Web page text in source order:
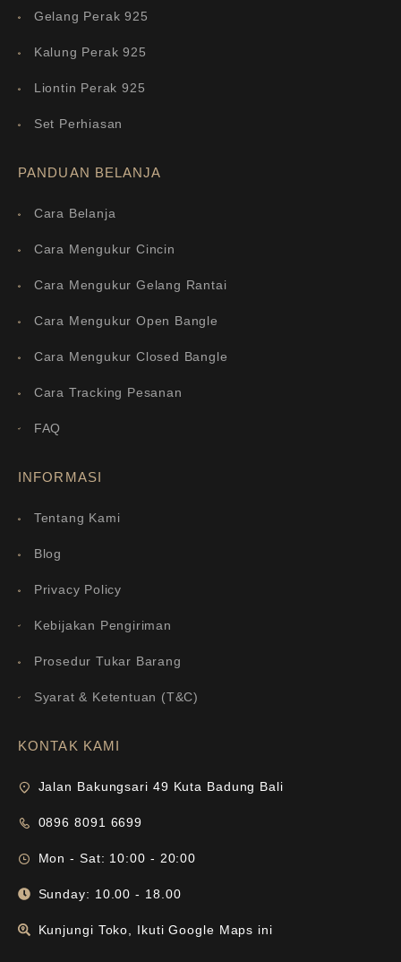
Gelang Perak 925
Kalung Perak 925
Liontin Perak 925
Set Perhiasan
PANDUAN BELANJA
Cara Belanja
Cara Mengukur Cincin
Cara Mengukur Gelang Rantai
Cara Mengukur Open Bangle
Cara Mengukur Closed Bangle
Cara Tracking Pesanan
FAQ
INFORMASI
Tentang Kami
Blog
Privacy Policy
Kebijakan Pengiriman
Prosedur Tukar Barang
Syarat & Ketentuan (T&C)
KONTAK KAMI
Jalan Bakungsari 49 Kuta Badung Bali
0896 8091 6699
Mon - Sat: 10:00 - 20:00
Sunday: 10.00 - 18.00
Kunjungi Toko, Ikuti Google Maps ini